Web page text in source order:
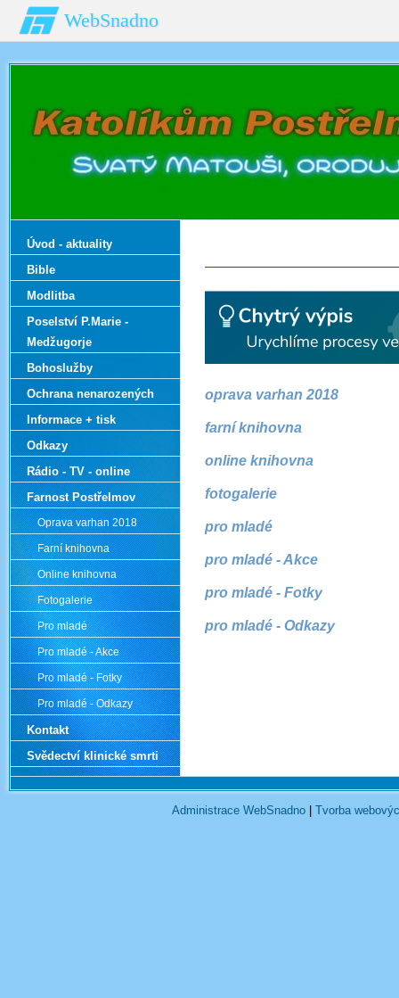
WebSnadno
oprava varhan 2018
farní knihovna
online knihovna
fotogalerie
pro mladé
pro mladé - Akce
pro mladé - Fotky
pro mladé - Odkazy
Úvod - aktuality
Bible
Modlitba
Poselství P.Marie -
Medžugorje
Bohoslužby
Ochrana nenarozených
Informace + tisk
Odkazy
Rádio - TV - online
Farnost Postřelmov
Oprava varhan 2018
Farní knihovna
Online knihovna
Fotogalerie
Pro mladé
Pro mladé - Akce
Pro mladé - Fotky
Pro mladé - Odkazy
Kontakt
Svědectví klinické smrti
Administrace WebSnadno Tvorba